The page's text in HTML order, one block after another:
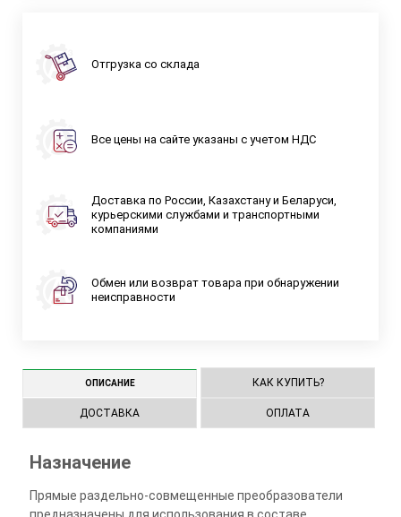
Отгрузка со склада
Все цены на сайте указаны с учетом НДС
Доставка по России, Казахстану и Беларуси,
курьерскими службами и транспортными
компаниями
Обмен или возврат товара при обнаружении
неисправности
ОПИСАНИЕ КАК КУПИТЬ?
ДОСТАВКА ОПЛАТА
Назначение
Прямые раздельно-совмещенные преобразователи